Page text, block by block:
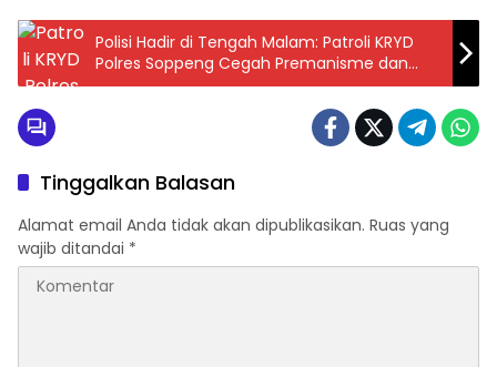
Polisi Hadir di Tengah Malam: Patroli KRYD
Polres Soppeng Cegah Premanisme dan
Gangguan Kamtibmas
Tinggalkan Balasan
Alamat email Anda tidak akan dipublikasikan. Ruas yang
wajib ditandai *